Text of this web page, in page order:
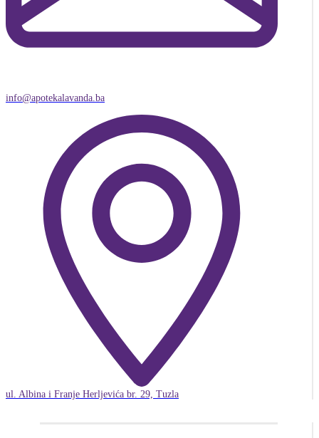
info@apotekalavanda.ba
ul. Albina i Franje Herljevića br. 29, Tuzla